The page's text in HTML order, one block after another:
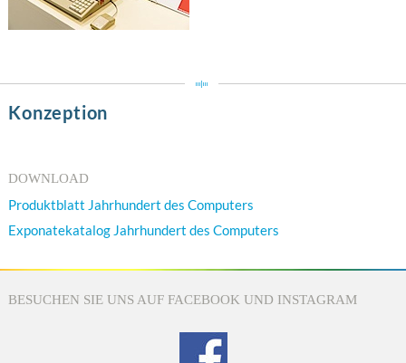
Konzeption
DOWNLOAD
Produktblatt Jahrhundert des Computers
Exponatekatalog Jahrhundert des Computers
BESUCHEN SIE UNS AUF FACEBOOK UND INSTAGRAM